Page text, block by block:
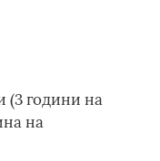
(3 години на
на